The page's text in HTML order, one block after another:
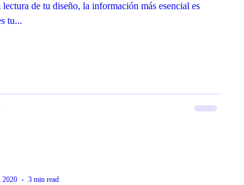
lectura de tu diseño, la información más esencial es
tu...
2020
3 min read